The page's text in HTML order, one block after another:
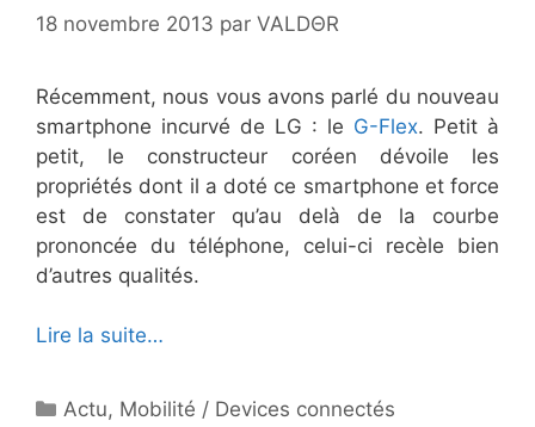
18 novembre 2013 par VALDΘR
Récemment, nous vous avons parlé du nouveau
smartphone incurvé de LG : le G-Flex. Petit à
petit, le constructeur coréen dévoile les
propriétés dont il a doté ce smartphone et force
est de constater qu’au delà de la courbe
prononcée du téléphone, celui-ci recèle bien
d’autres qualités.
Lire la suite…
Catégories
Actu, Mobilité / Devices connectés